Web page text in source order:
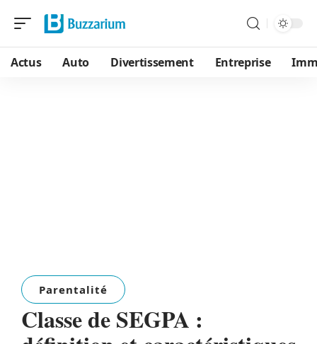
Actus Auto Divertissement Entreprise
Parentalité
Classe de SEGPA :